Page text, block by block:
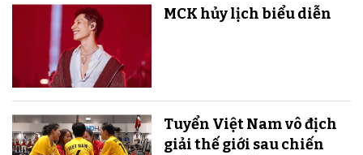
MCK hủy lịch biểu diễn
Tuyển Việt Nam vô địch
giải thế giới sau chiến